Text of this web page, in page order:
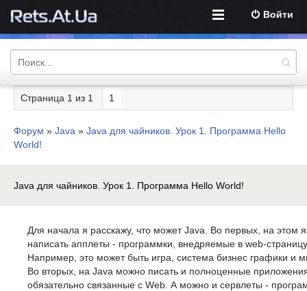
Войти
Страница 1 из 1 1
Форум » Java » Java для чайников. Урок 1. Программа Hello
World!
Java для чайников. Урок 1. Программа Hello World!
Для начала я расскажу, что может Java. Во первых, на этом
написать апплеты - программки, внедряемые в web-
Например, это может быть игра, система бизнес графики и
Во вторых, на Java можно писать и полноценные
обязательно связанные с Web. А можно и сервлеты -